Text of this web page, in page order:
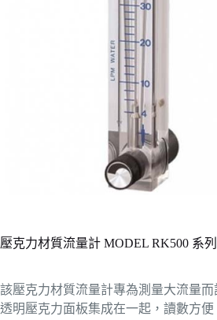
壓克力材質流量計 MODEL RK500 系列
該壓克力材質流量計專為測量大流量
透明壓克力面板集成在一起，讀數方便